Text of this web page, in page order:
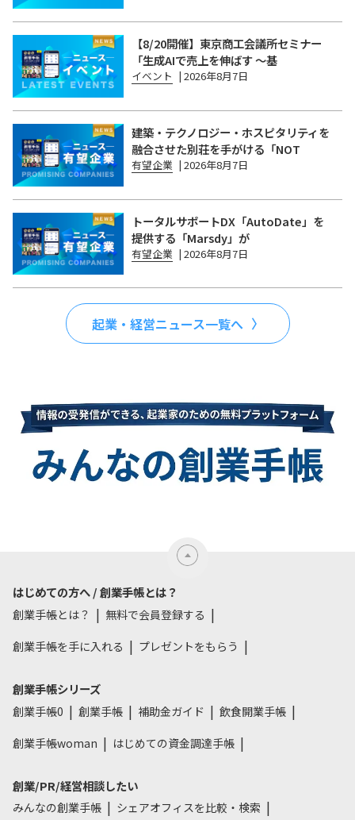
【8/20開催】東京商工会議所セミナー
「生成AIで売上を伸ばす 〜基
イベント | 2026年8月7日
建築・テクノロジー・ホスピタリティを
融合させた別荘を手がける「NOT
有望企業 | 2026年8月7日
トータルサポートDX「AutoDate」を
提供する「Marsdy」が
有望企業 | 2026年8月7日
起業・経営ニュース一覧へ
はじめての方へ / 創業手帳とは？
創業手帳とは？
無料で会員登録する
創業手帳を手に入れる
プレゼントをもらう
創業手帳シリーズ
創業手帳0 創業手帳 補助金ガイド
飲食開業手帳
創業手帳woman
はじめての資金調達手帳
創業/PR/経営相談したい
みんなの創業手帳 シェアオフィスを比較・検索